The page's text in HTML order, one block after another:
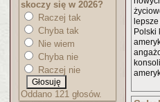
skoczy się w 2026?
Raczej tak
Chyba tak
Nie wiem
Chyba nie
Raczej nie
Oddano 121 głosów.
Polski